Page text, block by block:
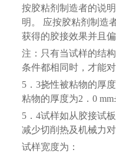
按胶粘剂制造者的说
明。 应按胶粘剂制造
获得的胶接效果并且偏
注：只有当试样的结
条件都相同时，才能
5．3挠性被粘物的厚
粘物的厚度为2．0
5．4试样如从胶接试
减少切削热及机械力
试样宽度为：